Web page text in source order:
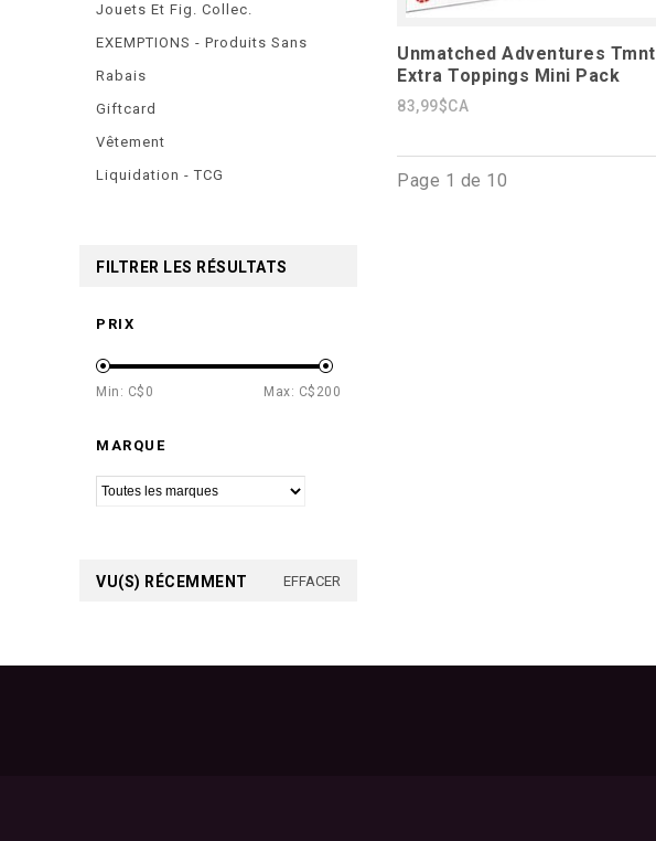
Unmatched Adventures Tmnt
Extra Toppings Mini Pack
83,99$CA
Page 1 de 10
Jouets Et Fig. Collec.
EXEMPTIONS - Produits Sans
Rabais
Giftcard
Vêtement
Liquidation - TCG
FILTRER LES RÉSULTATS
PRIX
Min: C$ 0 Max: C$ 200
MARQUE
VU(S) RÉCEMMENT EFFACER